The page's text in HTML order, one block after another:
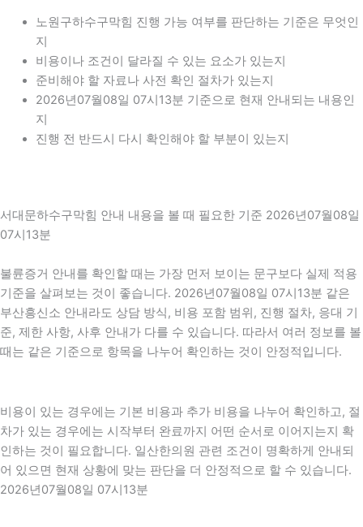
노원구하수구막힘 진행 가능 여부를 판단하는 기준은 무엇인
지
비용이나 조건이 달라질 수 있는 요소가 있는지
준비해야 할 자료나 사전 확인 절차가 있는지
2026년07월08일 07시13분 기준으로 현재 안내되는 내용인
지
진행 전 반드시 다시 확인해야 할 부분이 있는지
서대문하수구막힘 안내 내용을 볼 때 필요한 기준 2026년07월08일
07시13분
불륜증거 안내를 확인할 때는 가장 먼저 보이는 문구보다 실제 적용
기준을 살펴보는 것이 좋습니다. 2026년07월08일 07시13분 같은
부산흥신소 안내라도 상담 방식, 비용 포함 범위, 진행 절차, 응대 기
준, 제한 사항, 사후 안내가 다를 수 있습니다. 따라서 여러 정보를 볼
때는 같은 기준으로 항목을 나누어 확인하는 것이 안정적입니다.
비용이 있는 경우에는 기본 비용과 추가 비용을 나누어 확인하고, 절
차가 있는 경우에는 시작부터 완료까지 어떤 순서로 이어지는지 확
인하는 것이 필요합니다. 일산한의원 관련 조건이 명확하게 안내되
어 있으면 현재 상황에 맞는 판단을 더 안정적으로 할 수 있습니다.
2026년07월08일 07시13분